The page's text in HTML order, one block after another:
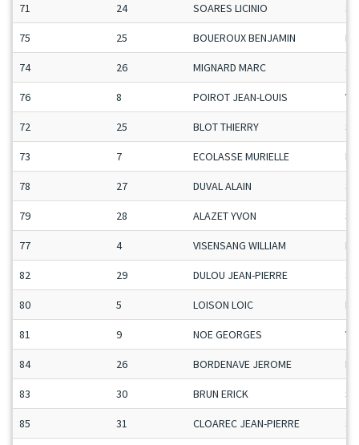
71 24 SOARES LICINIO
75 25 BOUEROUX BENJAMIN
74 26 MIGNARD MARC
76 8 POIROT JEAN-LOUIS
72 25 BLOT THIERRY
73 7 ECOLASSE MURIELLE H-
78 27 DUVAL ALAIN
79 28 ALAZET YVON
77 4 VISENSANG WILLIAM
82 29 DULOU JEAN-PIERRE
80 5 LOISON LOIC
81 9 NOE GEORGES
84 26 BORDENAVE JEROME
83 30 BRUN ERICK
85 31 CLOAREC JEAN-PIERRE